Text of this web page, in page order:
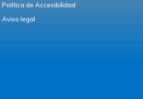
Política de Accesibilidad
Aviso legal